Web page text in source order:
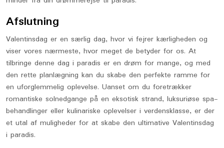
Afslutning
Valentinsdag er en særlig dag, hvor vi fejrer kærligheden og
viser vores nærmeste, hvor meget de betyder for os. At
tilbringe denne dag i paradis er en drøm for mange, og med
den rette planlægning kan du skabe den perfekte ramme for
en uforglemmelig oplevelse. Uanset om du foretrækker
romantiske solnedgange på en eksotisk strand, luksuriøse spa-
behandlinger eller kulinariske oplevelser i verdensklasse, er der
et utal af muligheder for at skabe den ultimative Valentinsdag
i paradis.